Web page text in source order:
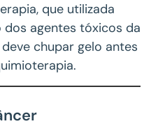
que utilizada
dos agentes tóxicos da
chupar gelo antes